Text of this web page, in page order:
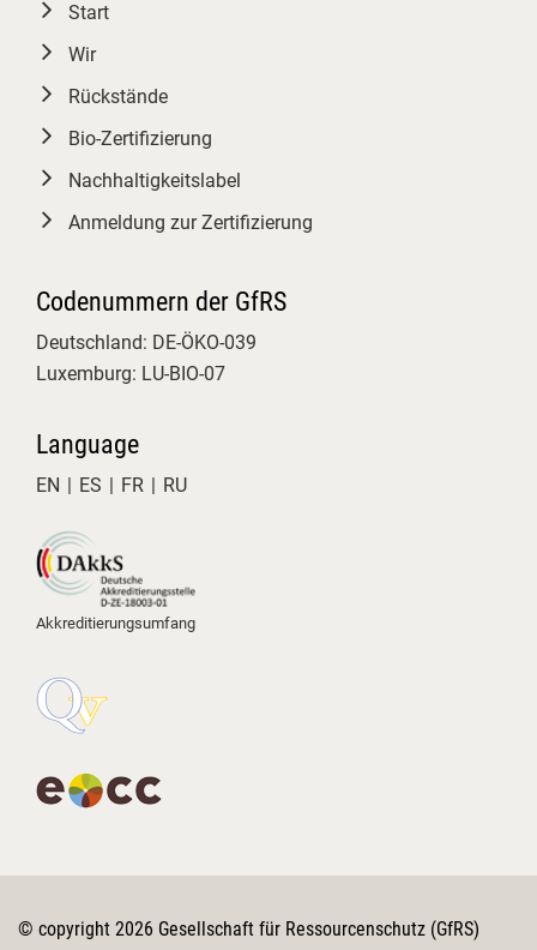
Probe stellen.
Interaktive Workshops: Echtes
Hands-on-Training! In Kleingruppen
Inspektionsabläufe und
Herausforderungen praxisnah und
lösungsorientiert durchgespielt.
Interesse hier an der Sicherung der
Bio-Qualität gearbeitet wird.
#Ökolandbau #AHV #BioAHV
Herzig
Start
Wir
Rückstände
Bio-Zertifizierung
Nachhaltigkeitslabel
Anmeldung zur Zertifizierung
Codenummern der GfRS
Deutschland: DE-ÖKO-039
Luxemburg: LU-BIO-07
Language
EN ES FR RU
Akkreditierungsumfang
© copyright 2026 Gesellschaft für Ressourcenschutz (GfRS)